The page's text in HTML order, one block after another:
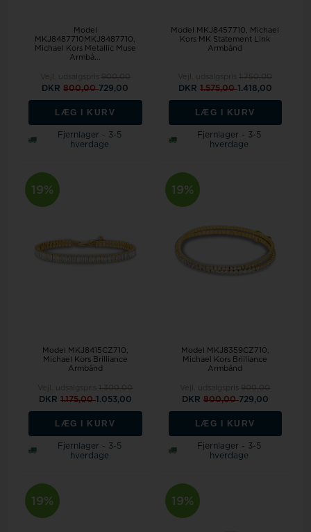
Model
MKJ8487710MKJ8487710,
Michael Kors Metallic Muse
Armbå...
DKR800,00729,00
LÆG I KURV
Fjernlager - 3-5
hverdage
Model MKJ8457710
Michael
Kors MK Statement Link
Armbånd
DKR 1.575,001.418,00
LÆG I KURV
Fjernlager - 3-5
hverdage
19%
Model MKJ8415CZ710
Michael Kors Brilliance
Armbånd
DKR 1.175,001.053,00
LÆG I KURV
Fjernlager - 3-5
hverdage
19%
Model MKJ8359CZ710
Michael Kors Brilliance
Armbånd
DKR 800,00729,00
LÆG I KURV
Fjernlager - 3-5
hverdage
19% 19%